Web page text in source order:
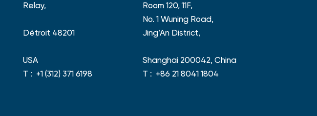
Relay,
Détroit 48201
USA
T : +1 (312) 371 6198
Room 120, 11F,
No. 1 Wuning Road,
Jing’An District,
Shanghai 200042, China
T : +86 21 8041 1804